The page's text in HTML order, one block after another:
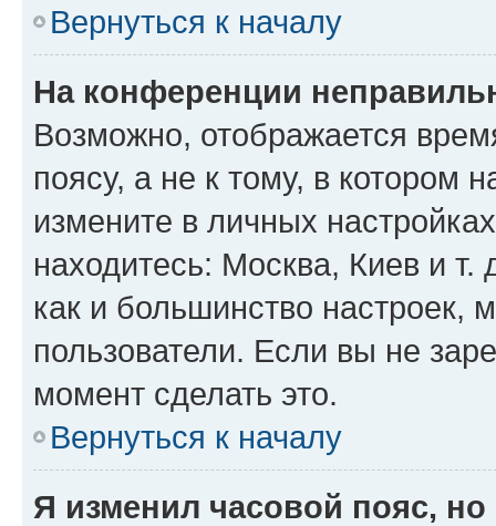
Вернуться к началу
На конференции
Возможно, отображается
поясу, а не к тому, в котором
измените в личных
находитесь: Москва, Киев и т.
как и большинство настроек,
пользователи. Если вы не
момент сделать это.
Вернуться к началу
Я изменил часовой пояс,